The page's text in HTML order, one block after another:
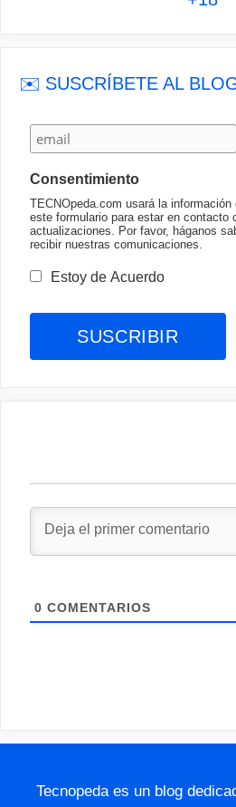
✉️ SUSCRÍBETE AL
Consentimiento
TECNOpeda.com usará la
este formulario para estar en contacto
actualizaciones. Por favor, háganos
recibir nuestras comunicaciones.
Estoy de Acuerdo
0 COMENTARIOS
Tecnopeda es un blog